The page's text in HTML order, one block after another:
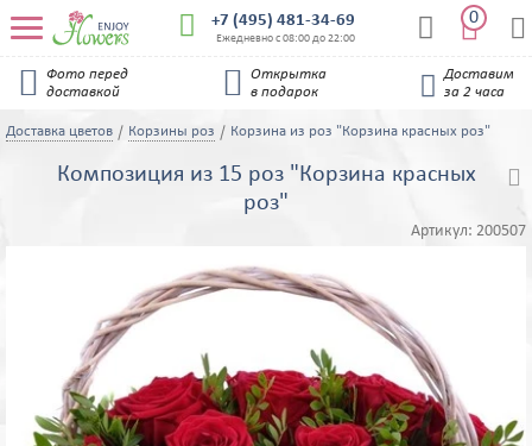
 +7 (495) 481-34-69
Ежедневно с 08:00 до 22:00  
0 

Фото перед
доставкой

Открытка
в подарок

Доставим
за 2 часа
Доставка цветов Корзины роз Корзина из роз "Корзина красных роз"
Композиция из 15 роз "Корзина красных
роз"
Артикул: 200507
